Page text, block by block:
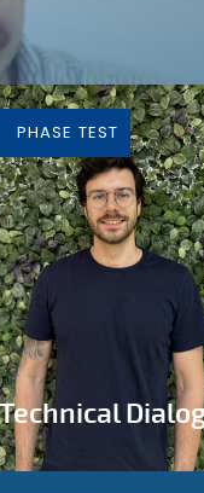
PHASE TEST
Technical